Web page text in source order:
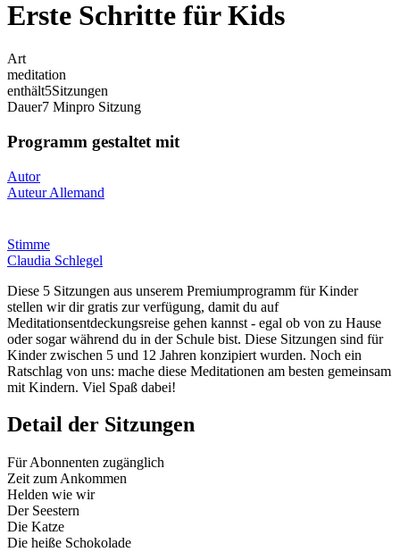
Erste Schritte für Kids
Art
meditation
enthält5Sitzungen
Dauer7 Minpro Sitzung
Programm gestaltet mit
Autor
Auteur Allemand
Stimme
Claudia Schlegel
Diese 5 Sitzungen aus unserem Premiumprogramm für Kinder
stellen wir dir gratis zur verfügung, damit du auf
Meditationsentdeckungsreise gehen kannst - egal ob von zu Hause
oder sogar während du in der Schule bist. Diese Sitzungen sind für
Kinder zwischen 5 und 12 Jahren konzipiert wurden. Noch ein
Ratschlag von uns: mache diese Meditationen am besten gemeinsam
mit Kindern. Viel Spaß dabei!
Detail der Sitzungen
Für Abonnenten zugänglich
Zeit zum Ankommen
Helden wie wir
Der Seestern
Die Katze
Die heiße Schokolade